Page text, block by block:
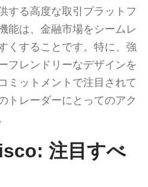
する高度な取引プラットフ
能は、金融市場をシームレ
くすることです。特に、強
フレンドリーなデザインを
ミットメントで注目されて
トレーダーにとってのアク
注目すべ